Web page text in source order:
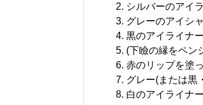
シルバーのアイ
グレーのアイシ
黒のアイライナ
(下瞼の縁をペ
赤のリップを塗
グレー(または黒
白のアイライナ